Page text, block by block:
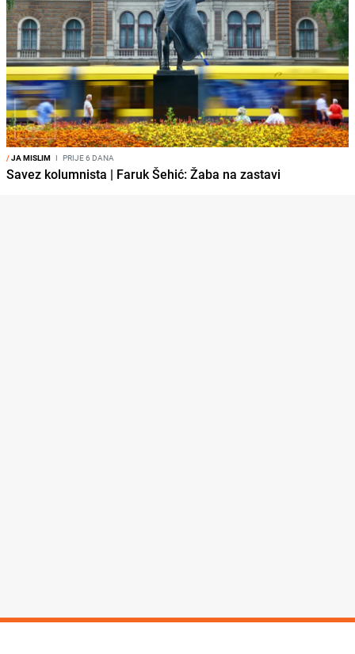
/JA MISLIM I PRIJE 6 DANA
Savez kolumnista | Faruk Šehić: Žaba na zastavi